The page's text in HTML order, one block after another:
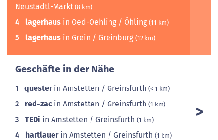
Neustadtl-Markt (8 km)
4 lagerhaus in Oed-Oehling / Öhling (11 km)
5 lagerhaus in Grein / Greinburg (12 km)
Geschäfte in der Nähe
1 questerin Amstetten / Greinsfurth (< 1 km)
2 red-zac in Amstetten / Greinsfurth (1 km)
3 TEDi in Amstetten / Greinsfurth (1 km)
4 hartlauerin Amstetten / Greinsfurth (1 km)